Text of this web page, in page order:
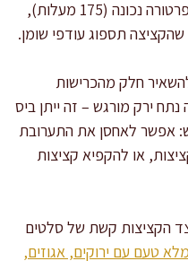
דחוס. בטיגון, הקפידו על שמן בטמפרטורה נכונה (175 מעלות),
תספוג עודפי שומן.
חלק מהכרישות
ירק מורגש – זה ייתן ביס
אפשר לאחסן את התערובת
הקציצות, או להקפיא קציצות
הקציצות קשת של סלטים
טעם עם ירוקים, אגוזים,